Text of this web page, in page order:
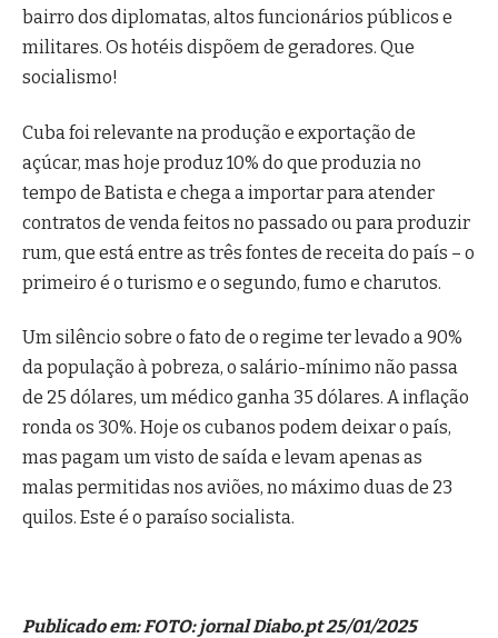
bairro dos diplomatas, altos funcionários públicos e
militares. Os hotéis dispõem de geradores. Que
socialismo!
Cuba foi relevante na produção e exportação de
açúcar, mas hoje produz 10% do que produzia no
tempo de Batista e chega a importar para atender
contratos de venda feitos no passado ou para produzir
rum, que está entre as três fontes de receita do país – o
primeiro é o turismo e o segundo, fumo e charutos.
Um silêncio sobre o fato de o regime ter levado a 90%
da população à pobreza, o salário-mínimo não passa
de 25 dólares, um médico ganha 35 dólares. A inflação
ronda os 30%. Hoje os cubanos podem deixar o país,
mas pagam um visto de saída e levam apenas as
malas permitidas nos aviões, no máximo duas de 23
quilos. Este é o paraíso socialista.
Publicado em: FOTO: jornal Diabo.pt 25/01/2025